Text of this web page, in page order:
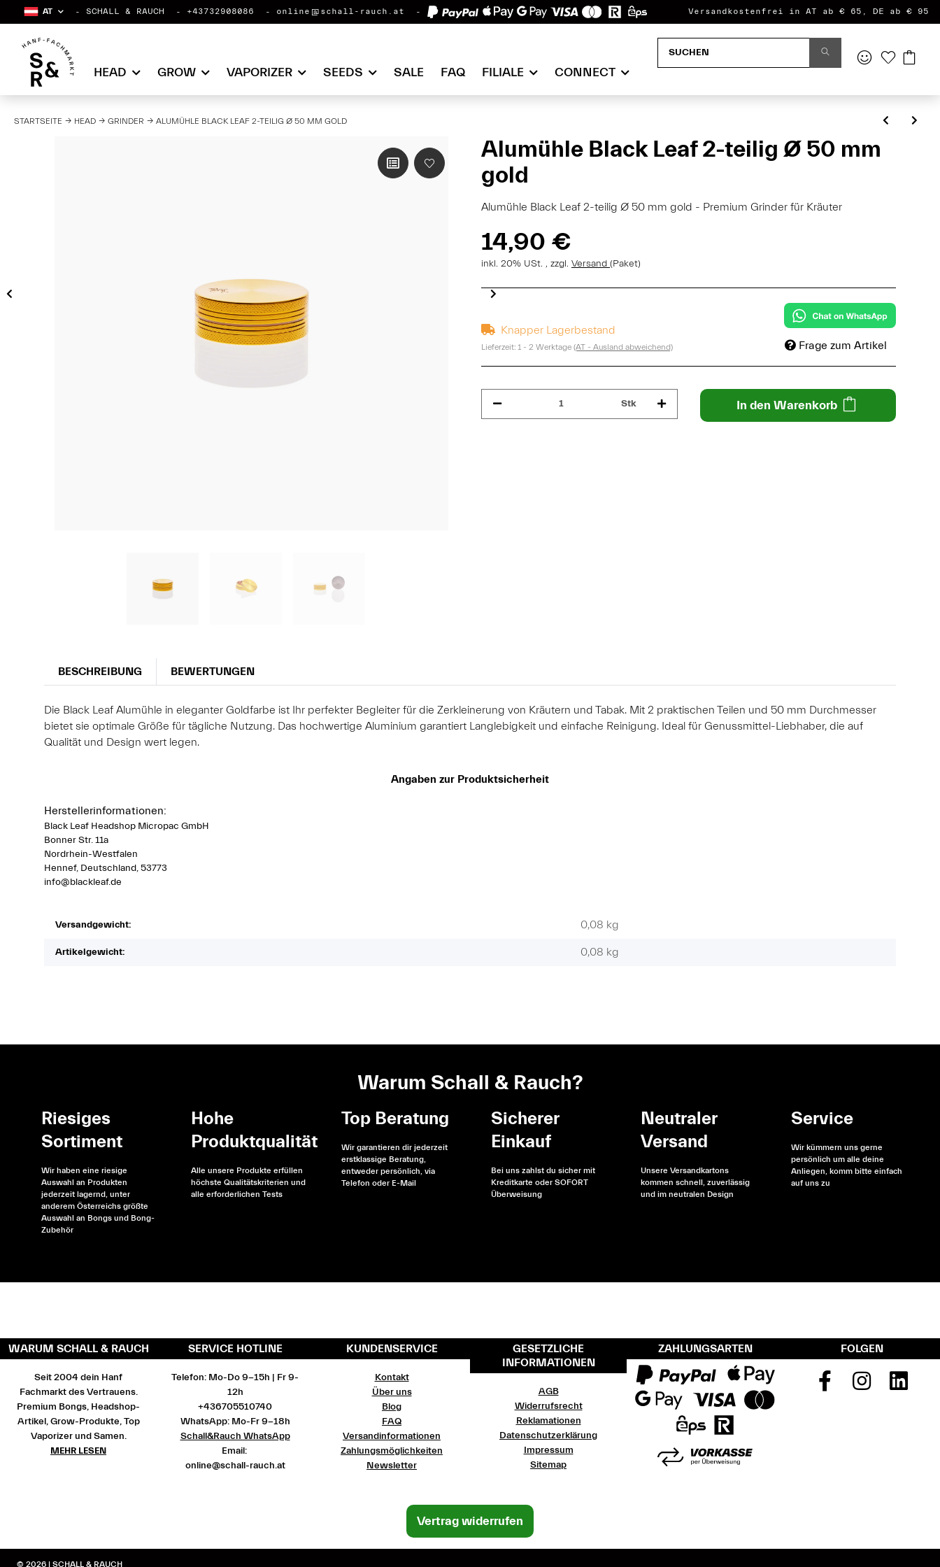
AT SCHALL & RAUCH +43732908086 online@schall-rauch.at Versandkostenfrei in AT ab € 65, DE ab € 95
HEAD GROW VAPORIZER SEEDS SALE FAQ FILIALE CONNECT
STARTSEITE HEAD GRINDER ALUMÜHLE BLACK LEAF 2-TEILIG Ø 50 MM GOLD
Alumühle Black Leaf 2-teilig Ø 50 mm
gold
Alumühle Black Leaf 2-teilig Ø 50 mm gold - Premium Grinder für Kräuter
14,90 €
inkl. 20% USt. , zzgl. Versand (Paket)
Knapper Lagerbestand
Lieferzeit: 1 - 2 Werktage (AT - Ausland abweichend) Frage zum Artikel
Stk In den Warenkorb
BESCHREIBUNG BEWERTUNGEN
Die Black Leaf Alumühle in eleganter Goldfarbe ist Ihr perfekter Begleiter für die Zerkleinerung von Kräutern und Tabak. Mit 2 praktischen Teilen und 50 mm Durchmesser
bietet sie optimale Größe für tägliche Nutzung. Das hochwertige Aluminium garantiert Langlebigkeit und einfache Reinigung. Ideal für Genussmittel-Liebhaber, die auf
Qualität und Design wert legen.
Angaben zur Produktsicherheit
Herstellerinformationen:
Black Leaf Headshop Micropac GmbH
Bonner Str. 11a
Nordrhein-Westfalen
Hennef, Deutschland, 53773
info@blackleaf.de
Versandgewicht: 0,08 kg
Artikelgewicht: 0,08 kg
Warum Schall & Rauch?
Riesiges
Sortiment
Wir haben eine riesige
Auswahl an Produkten
jederzeit lagernd, unter
anderem Österreichs größte
Auswahl an Bongs und Bong-
Zubehör
Hohe
Produktqualität
Alle unsere Produkte erfüllen
höchste Qualitätskriterien und
alle erforderlichen Tests
Top Beratung
Wir garantieren dir jederzeit
erstklassige Beratung,
entweder persönlich, via
Telefon oder E-Mail
Sicherer
Einkauf
Bei uns zahlst du sicher mit
Kreditkarte oder SOFORT
Überweisung
Neutraler
Versand
Unsere Versandkartons
kommen schnell, zuverlässig
und im neutralen Design
Service
Wir kümmern uns gerne
persönlich um alle deine
Anliegen, komm bitte einfach
auf uns zu
WARUM SCHALL & RAUCH
Seit 2004 dein Hanf
Fachmarkt des Vertrauens.
Premium Bongs, Headshop-
Artikel, Grow-Produkte, Top
Vaporizer und Samen.
MEHR LESEN
SERVICE HOTLINE
Telefon: Mo-Do 9-15h | Fr 9-
12h
+436705510740
WhatsApp: Mo-Fr 9-18h
Schall&Rauch WhatsApp
Email:
online@schall-rauch.at
KUNDENSERVICE
Kontakt
Über uns
Blog
FAQ
Versandinformationen
Zahlungsmöglichkeiten
Newsletter
GESETZLICHE
INFORMATIONEN
AGB
Widerrufsrecht
Reklamationen
Datenschutzerklärung
Impressum
Sitemap
ZAHLUNGSARTEN FOLGEN
Vertrag widerrufen
© 2026 | SCHALL & RAUCH